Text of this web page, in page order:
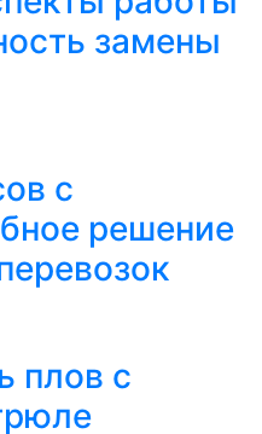
замены
с
решение
плов с